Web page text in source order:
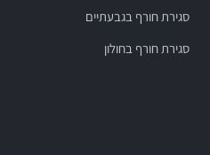
סגירת חורף בגבעתיים
סגירת חורף בחולון